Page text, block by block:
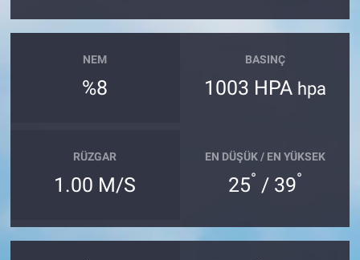
NEM
%8
BASINÇ
1003 HPA hpa
RÜZGAR
1.00 M/S
EN DÜŞÜK / EN YÜKSEK
25° / 39°